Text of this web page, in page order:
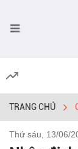
TRANG CHỦ
Thứ sáu, 13/06/